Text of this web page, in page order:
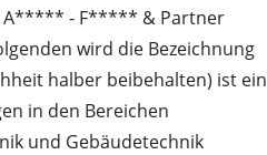
A***** ‑ F***** & Partner
wird die Bezeichnung
halber beibehalten) ist ein
in den Bereichen
und Gebäudetechnik